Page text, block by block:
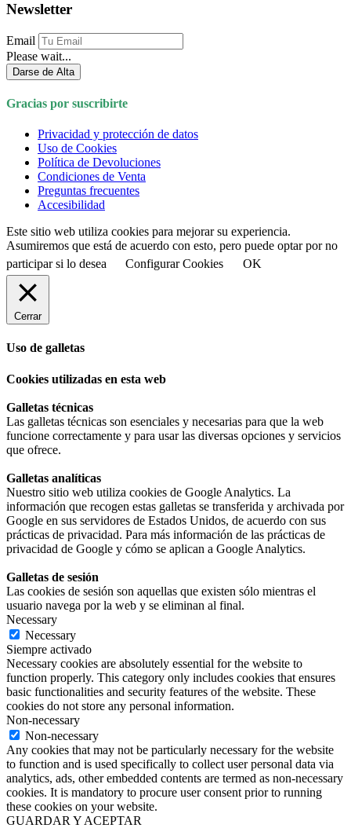
Newsletter
Email
Please wait...
Darse de Alta
Gracias por suscribirte
Privacidad y protección de datos
Uso de Cookies
Política de Devoluciones
Condiciones de Venta
Preguntas frecuentes
Accesibilidad
Este sitio web utiliza cookies para mejorar su experiencia.
Asumiremos que está de acuerdo con esto, pero puede optar por no
participar si lo desea
Configurar Cookies OK
Cerrar
Uso de galletas
Cookies utilizadas en esta web
Galletas técnicas
Las galletas técnicas son esenciales y necesarias para que la web
funcione correctamente y para usar las diversas opciones y servicios
que ofrece.
Galletas analíticas
Nuestro sitio web utiliza cookies de Google Analytics. La
información que recogen estas galletas se transferida y archivada por
Google en sus servidores de Estados Unidos, de acuerdo con sus
prácticas de privacidad. Para más información de las prácticas de
privacidad de Google y cómo se aplican a Google Analytics.
Galletas de sesión
Las cookies de sesión son aquellas que existen sólo mientras el
usuario navega por la web y se eliminan al final.
Necessary
Necessary
Siempre activado
Necessary cookies are absolutely essential for the website to
function properly. This category only includes cookies that ensures
basic functionalities and security features of the website. These
cookies do not store any personal information.
Non-necessary
Non-necessary
Any cookies that may not be particularly necessary for the website
to function and is used specifically to collect user personal data via
analytics, ads, other embedded contents are termed as non-necessary
cookies. It is mandatory to procure user consent prior to running
these cookies on your website.
GUARDAR Y ACEPTAR